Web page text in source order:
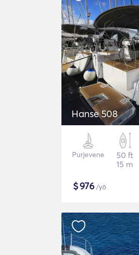
Hanse 508
Purjevene
50 ft
15 m
$976/yö